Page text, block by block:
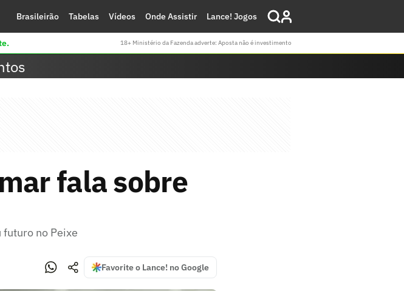
Brasileirão Tabelas Vídeos Onde Assistir Lance! Jogos
18+ Ministério da Fazenda adverte: Aposta não é investimento
fala sobre
no Peixe
Favorite o Lance! no Google